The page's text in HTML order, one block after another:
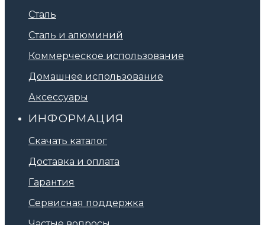
Сталь
Сталь и алюминий
Коммерческое использование
Домашнее использование
Аксессуары
ИНФОРМАЦИЯ
Скачать каталог
Доставка и оплата
Гарантия
Сервисная поддержка